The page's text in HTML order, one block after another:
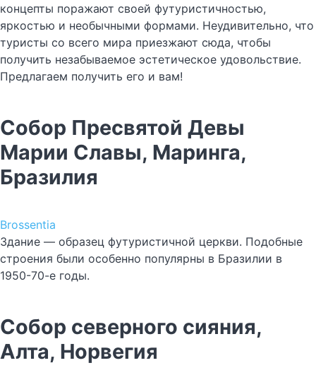
концепты поражают своей футуристичностью,
яркостью и необычными формами. Неудивительно, что
туристы со всего мира приезжают сюда, чтобы
получить незабываемое эстетическое удовольствие.
Предлагаем получить его и вам!
Собор Пресвятой Девы
Марии Славы, Маринга,
Бразилия
Brossentia
Здание — образец футуристичной церкви. Подобные
строения были особенно популярны в Бразилии в
1950-70-е годы.
Собор северного сияния,
Алта, Норвегия